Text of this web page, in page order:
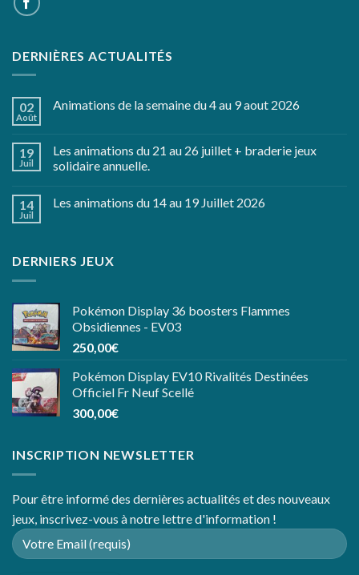
DERNIÈRES ACTUALITÉS
02
Août
Animations de la semaine du 4 au 9 aout 2026
19
Juil
Les animations du 21 au 26 juillet + braderie jeux
solidaire annuelle.
14
Juil
Les animations du 14 au 19 Juillet 2026
DERNIERS JEUX
Pokémon Display 36 boosters Flammes
Obsidiennes - EV03
250,00€
Pokémon Display EV10 Rivalités Destinées
Officiel Fr Neuf Scellé
300,00€
INSCRIPTION NEWSLETTER
Pour être informé des dernières actualités et des nouveaux
jeux, inscrivez-vous à notre lettre d'information !